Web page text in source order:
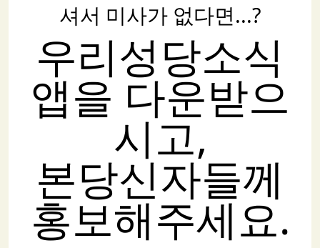
셔서 미사가 없다면...?
우리성당소식
앱을 다운받으
시고,
본당신자들께
홍보해주세요.